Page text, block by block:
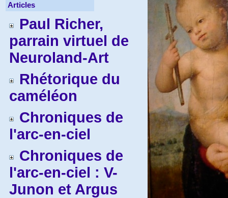
Articles
Paul Richer,
parrain virtuel de
Neuroland-Art
Rhétorique du
caméléon
Chroniques de
l'arc-en-ciel
Chroniques de
l'arc-en-ciel : V-
Junon et Argus